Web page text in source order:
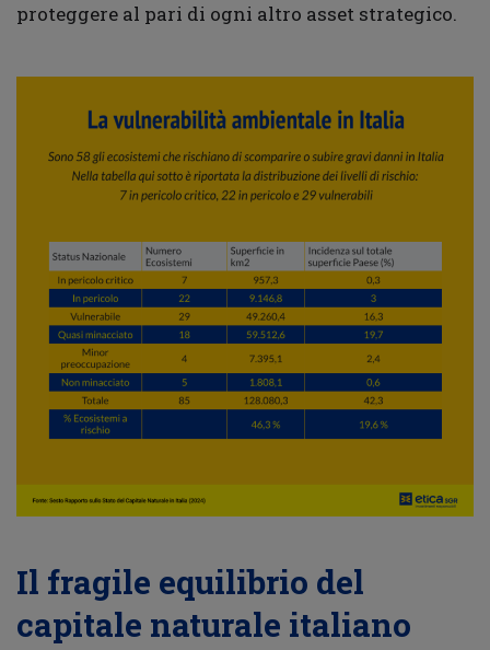
proteggere al pari di ogni altro asset strategico.
Il fragile equilibrio del
capitale naturale italiano